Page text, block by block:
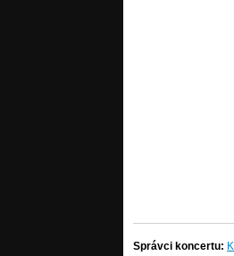
Správci koncertu: